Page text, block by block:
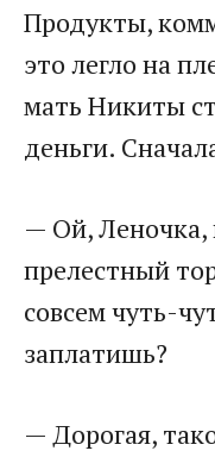
Продукты,
это легло на
мать Никиты
деньги.
— Ой, Леночка,
прелестный
совсем чуть-
заплатишь?
— Дорогая,